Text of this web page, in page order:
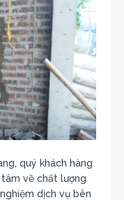
quý khách hàng
về chất lượng
dịch vụ bên